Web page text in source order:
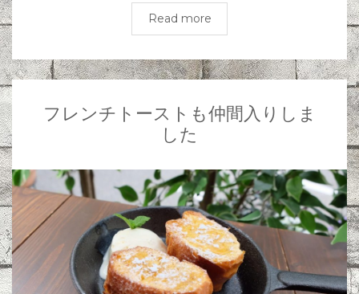
Read more
フレンチトーストも仲間入りしま
した